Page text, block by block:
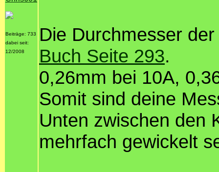
Beiträge: 733
dabei seit:
12/2008
Die Durchmesser
Buch Seite 293.
0,26mm bei 10A,
Somit sind deine
Unten zwischen den
mehrfach gewickelt